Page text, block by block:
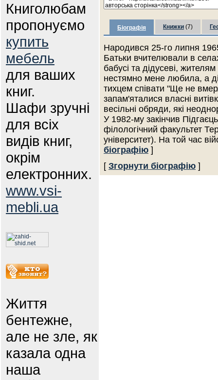
Книголюбам
пропонуємо
купить
мебель
для ваших
книг.
Шафи зручні
для всіх
видів книг,
окрім
електронних.
www.vsi-
mebli.ua
Життя
бентежне,
але не зле, як
казала одна
наша
Біографія Книжки (7)
Народився 25-го липня
Батьки вчителювали в
бабусі та дідусеві,
нестямно мене любила, а
тихцем співати "Ще не
запам'яталися власні
весільні обряди, які
У 1982-му закінчив
філологічний факультет
університет). На той час
біографію ]
[ Згорнути біографію ]